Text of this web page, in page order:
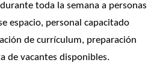
toda la semana a personas
espacio, personal capacitado
de currículum, preparación
de vacantes disponibles.